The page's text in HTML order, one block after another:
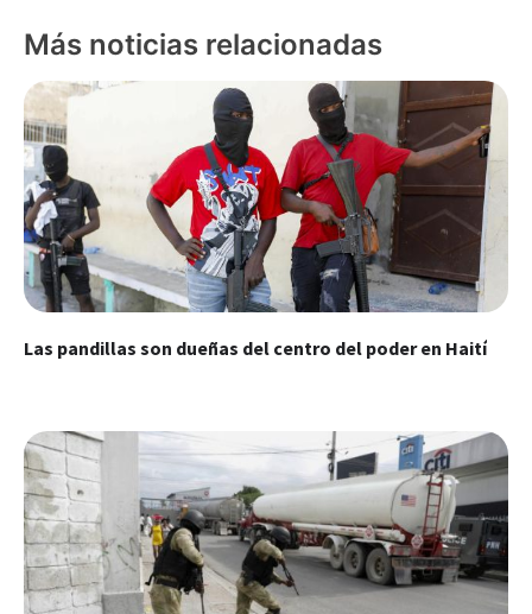
Más noticias relacionadas
Las pandillas son dueñas del centro del poder en Haití